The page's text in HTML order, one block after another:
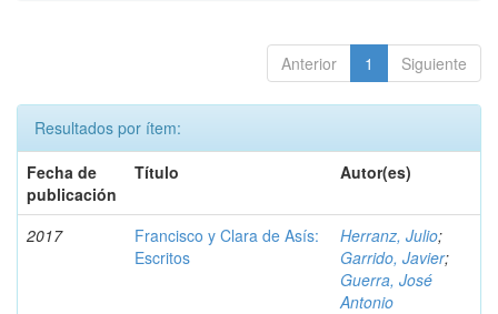
Anterior 1 Siguiente
Resultados por ítem:
Fecha de
publicación
Título Autor(es)
2017
Francisco y Clara de Asís:
Escritos
Herranz, Julio;
Garrido, Javier;
Guerra, José
Antonio